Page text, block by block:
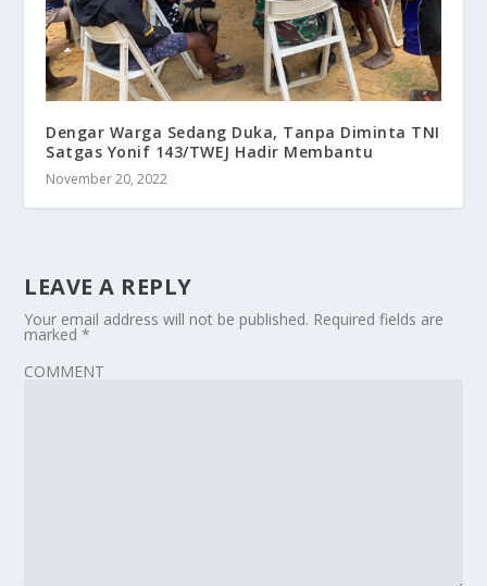
Dengar Warga Sedang Duka, Tanpa Diminta TNI
Satgas Yonif 143/TWEJ Hadir Membantu
November 20, 2022
LEAVE A REPLY
Your email address will not be published. Required fields are
marked*
COMMENT